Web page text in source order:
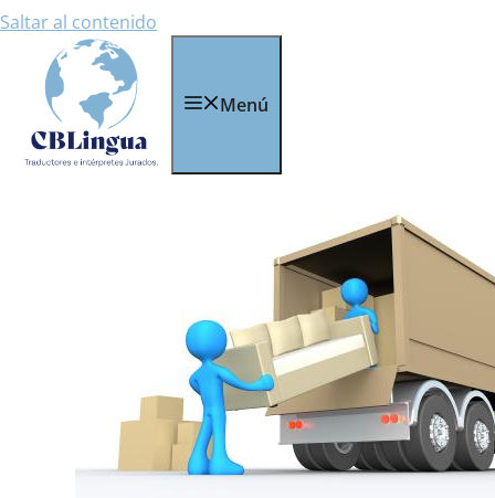
Saltar al contenido
Menú